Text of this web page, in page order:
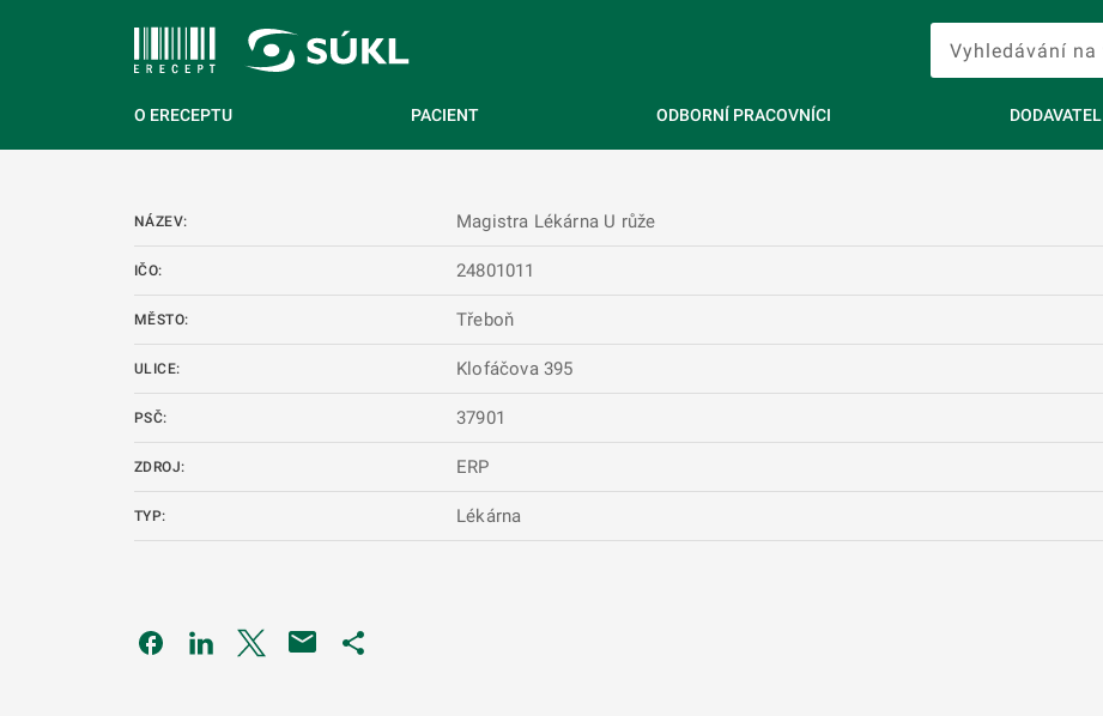
O ERECEPTU PACIENT ODBORNÍ PRACOVNÍCI DODAVATEL
NÁZEV: Magistra Lékárna U růže
IČO: 24801011
MĚSTO: Třeboň
ULICE: Klofáčova 395
PSČ: 37901
ZDROJ: ERP
TYP: Lékárna
Odkaz se otevře na nové kartě
Odkaz se otevře na nové kartě
Odkaz se otevře na nové kartě